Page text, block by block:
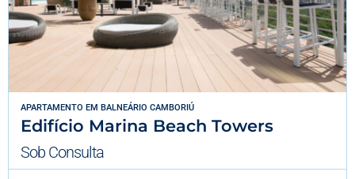
APARTAMENTO EM BALNEÁRIO CAMBORIÚ
Edifício Marina Beach Towers
Sob Consulta